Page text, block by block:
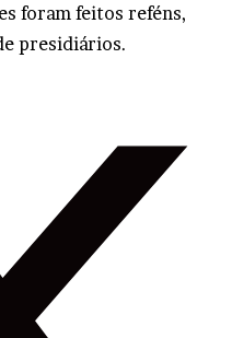
foram feitos reféns,
presidiários.